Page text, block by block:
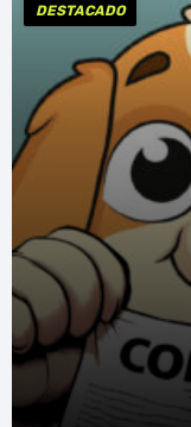
DESTACADO